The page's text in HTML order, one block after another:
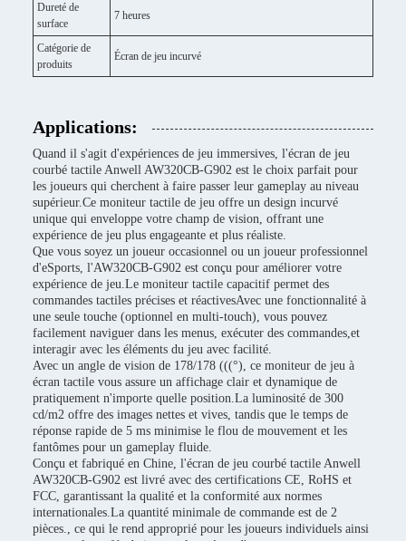
Dureté de
surface
7 heures
Catégorie de
produits
Écran de jeu incurvé
Applications:
Quand il s'agit d'expériences de jeu immersives, l'écran de jeu
courbé tactile Anwell AW320CB-G902 est le choix parfait pour
les joueurs qui cherchent à faire passer leur gameplay au niveau
supérieur.Ce moniteur tactile de jeu offre un design incurvé
unique qui enveloppe votre champ de vision, offrant une
expérience de jeu plus engageante et plus réaliste.
Que vous soyez un joueur occasionnel ou un joueur professionnel
d'eSports, l'AW320CB-G902 est conçu pour améliorer votre
expérience de jeu.Le moniteur tactile capacitif permet des
commandes tactiles précises et réactivesAvec une fonctionnalité à
une seule touche (optionnel en multi-touch), vous pouvez
facilement naviguer dans les menus, exécuter des commandes,et
interagir avec les éléments du jeu avec facilité.
Avec un angle de vision de 178/178 (((°), ce moniteur de jeu à
écran tactile vous assure un affichage clair et dynamique de
pratiquement n'importe quelle position.La luminosité de 300
cd/m2 offre des images nettes et vives, tandis que le temps de
réponse rapide de 5 ms minimise le flou de mouvement et les
fantômes pour un gameplay fluide.
Conçu et fabriqué en Chine, l'écran de jeu courbé tactile Anwell
AW320CB-G902 est livré avec des certifications CE, RoHS et
FCC, garantissant la qualité et la conformité aux normes
internationales.La quantité minimale de commande est de 2
pièces., ce qui le rend approprié pour les joueurs individuels ainsi